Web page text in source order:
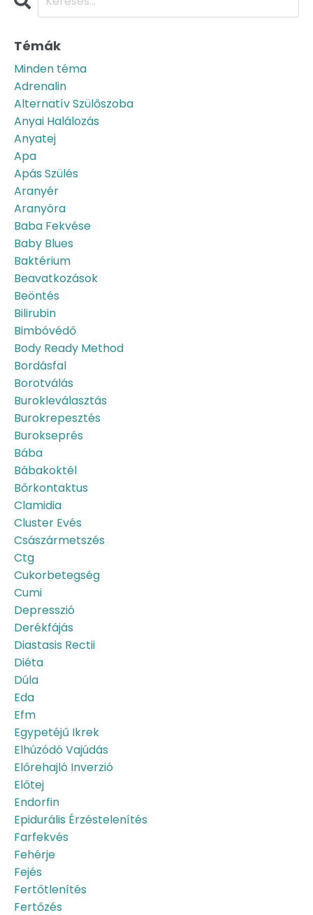
Témák
Minden téma
Adrenalin
Alternatív Szülőszoba
Anyai Halálozás
Anyatej
Apa
Apás Szülés
Aranyér
Aranyóra
Baba Fekvése
Baby Blues
Baktérium
Beavatkozások
Beöntés
Bilirubin
Bimbóvédő
Body Ready Method
Bordásfal
Borotválás
Burokleválasztás
Burokrepesztés
Burokseprés
Bába
Bábakoktél
Bőrkontaktus
Clamidia
Cluster Evés
Császármetszés
Ctg
Cukorbetegség
Cumi
Depresszió
Derékfájás
Diastasis Rectii
Diéta
Dúla
Eda
Efm
Egypetéjű Ikrek
Elhúzódó Vajúdás
Előrehajló Inverzió
Előtej
Endorfin
Epidurális Érzéstelenítés
Farfekvés
Fehérje
Fejés
Fertőtlenítés
Fertőzés